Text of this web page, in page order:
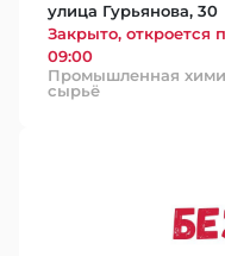
улица Гурьянова, 30
Закрыто, откроется
09:00
Промышленная
сырьё